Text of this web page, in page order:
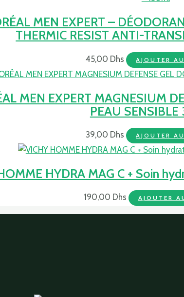
MEN EXPERT –
THERMIC RESIST ANTI-
45,00 Dhs AJOUTER
MEN EXPERT MAGNESIUM
PEAU
39,00 Dhs AJOUTER
HYDRA MAG C + Soin
190,00 Dhs AJOUTER